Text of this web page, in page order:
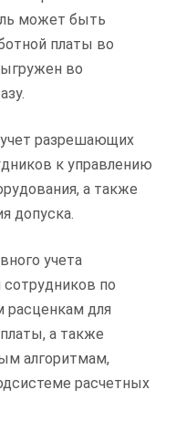
может быть
платы во
во
разрешающих
к управлению
а также
допуска.
учета
по
расценкам для
а также
алгоритмам,
расчетных